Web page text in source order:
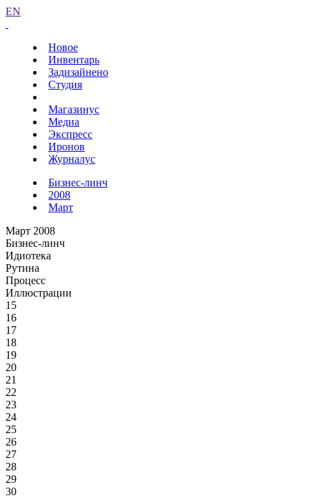
EN
Новое
Инвентарь
Задизайнено
Студия
Магазинус
Медиа
Экспресс
Иронов
Журналус
Бизнес-линч
2008
Март
Март 2008
Бизнес-линч
Идиотека
Рутина
Процесс
Иллюстрации
15
16
17
18
19
20
21
22
23
24
25
26
27
28
29
30